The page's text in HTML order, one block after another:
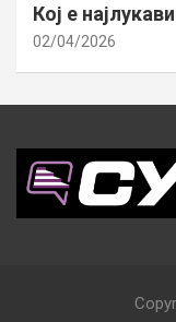
Кој е
02/04/2026